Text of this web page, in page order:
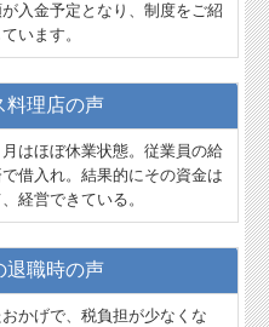
入金予定となり、制度をご紹
います。
料理店の声
はほぼ休業状態。従業員の給
借入れ。結果的にその資金は
経営できている。
退職時の声
かげで、税負担が少なくな